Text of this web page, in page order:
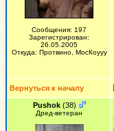
Сообщения: 197
Зарегистрирован:
26.05.2005
Откуда: Протвино, МосКоууу
Вернуться к началу
Pushok(38)
Дред-ветеран